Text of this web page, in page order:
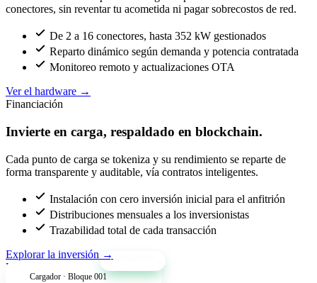
conectores, sin reventar tu acometida ni pagar sobrecostos de red.
De 2 a 16 conectores, hasta 352 kW gestionados
Reparto dinámico según demanda y potencia contratada
Monitoreo remoto y actualizaciones OTA
Ver el hardware →
Financiación
Invierte en carga, respaldado en blockchain.
Cada punto de carga se tokeniza y su rendimiento se reparte de
forma transparente y auditable, vía contratos inteligentes.
Instalación con cero inversión inicial para el anfitrión
Distribuciones mensuales a los inversionistas
Trazabilidad total de cada transacción
Explorar la inversión →
+34% anual
Cargador · Bloque 001
Productos